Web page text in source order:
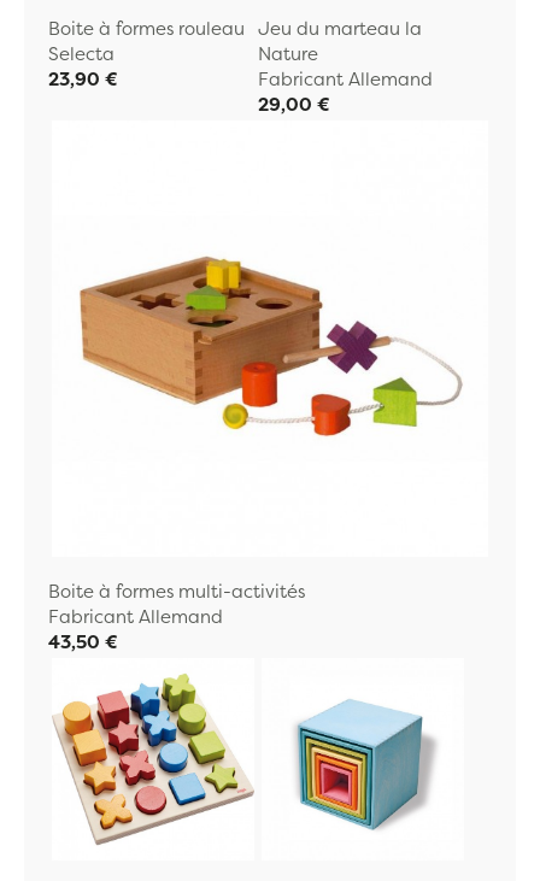
Boite à formes rouleau
Selecta
23,90 €
Jeu du marteau la
Nature
Fabricant Allemand
29,00 €
Boite à formes multi-activités
Fabricant Allemand
43,50 €